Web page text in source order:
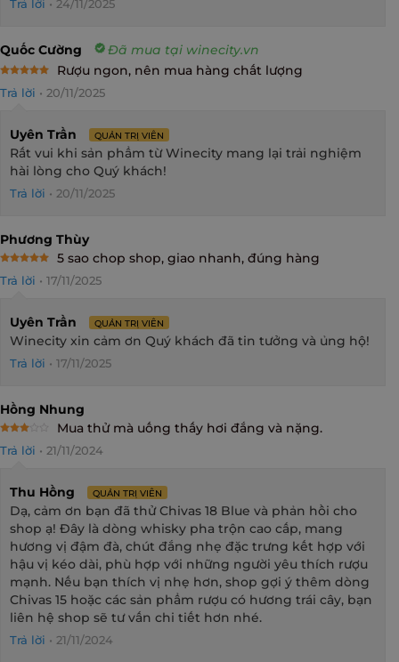
Trả lời • 24/11/2025
Quốc Cường Đã mua tại winecity.vn
out of 5
Rượu ngon, nên mua hàng chất lượng
Trả lời • 20/11/2025
Uyên Trần QUẢN TRỊ VIÊN
Rất vui khi sản phẩm từ Winecity mang lại trải nghiệm
hài lòng cho Quý khách!
Trả lời • 20/11/2025
Phương Thùy
out of 5
5 sao chop shop, giao nhanh, đúng hàng
Trả lời • 17/11/2025
Uyên Trần QUẢN TRỊ VIÊN
Winecity xin cảm ơn Quý khách đã tin tưởng và ủng hộ!
Trả lời • 17/11/2025
Hồng Nhung
out
Mua thử mà uống thấy hơi đắng và nặng.
Trả lời • 21/11/2024
Thu Hồng QUẢN TRỊ VIÊN
Dạ, cảm ơn bạn đã thử Chivas 18 Blue và phản hồi cho
shop ạ! Đây là dòng whisky pha trộn cao cấp, mang
hương vị đậm đà, chút đắng nhẹ đặc trưng kết hợp với
hậu vị kéo dài, phù hợp với những người yêu thích rượu
mạnh. Nếu bạn thích vị nhẹ hơn, shop gợi ý thêm dòng
Chivas 15 hoặc các sản phẩm rượu có hương trái cây, bạn
liên hệ shop sẽ tư vấn chi tiết hơn nhé.
Trả lời • 21/11/2024